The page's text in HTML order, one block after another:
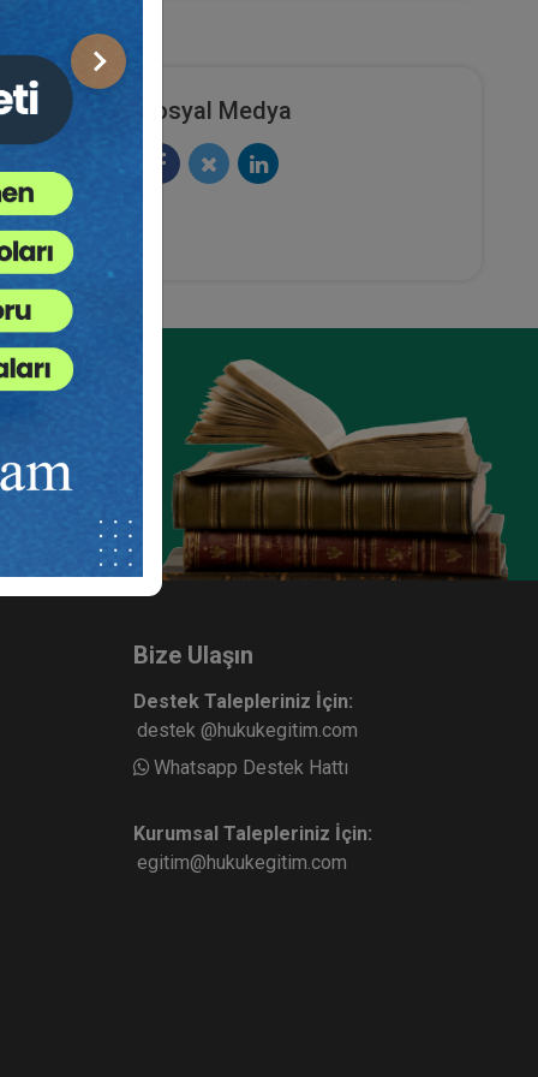
Sonraki
Sosyal Medya
Bize Ulaşın
Destek Talepleriniz İçin:
destek @hukukegitim.com
Whatsapp Destek Hattı
Kurumsal Talepleriniz İçin:
egitim@hukukegitim.com